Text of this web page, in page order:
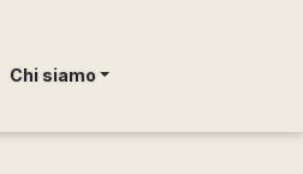
Chi siamo